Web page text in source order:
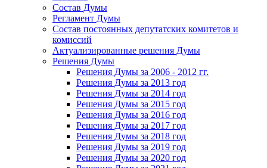
Состав Думы
Регламент Думы
Состав постоянных депутатских комитетов и
комиссий
Актуализированные решения Думы
Решения Думы
Решения Думы за 2006 - 2012 гг.
Решения Думы за 2013 год
Решения Думы за 2014 год
Решения Думы за 2015 год
Решения Думы за 2016 год
Решения Думы за 2017 год
Решения Думы за 2018 год
Решения Думы за 2019 год
Решения Думы за 2020 год